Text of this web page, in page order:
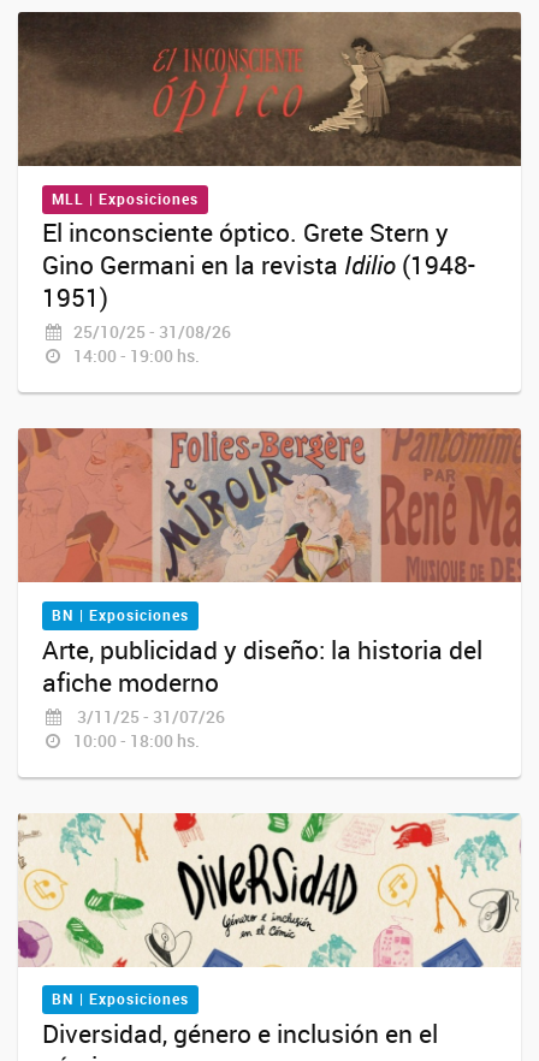
MLL | Exposiciones
El inconsciente óptico. Grete Stern y
Gino Germani en la revista Idilio (1948-
1951)
25/10/25 - 31/08/26
14:00 - 19:00 hs.
BN | Exposiciones
Arte, publicidad y diseño: la historia del
afiche moderno
3/11/25 - 31/07/26
10:00 - 18:00 hs.
BN | Exposiciones
Diversidad, género e inclusión en el